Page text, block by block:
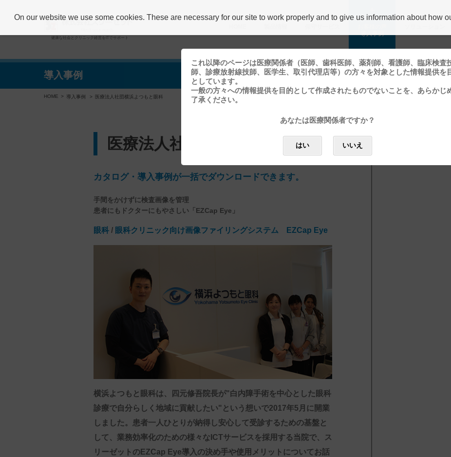
健康な社会とクリニック経営をITでサポート
導⼊事例
導入事例
HOME 導入事例 医療法人社団横浜よつもと眼科
医療法人社団横浜よつもと眼科
カタログ・導入事例が一括でダウンロードできます。
手間をかけずに検査画像を管理
患者にもドクターにもやさしい「EZCap Eye」
眼科 / 眼科クリニック向け画像ファイリングシステム EZCap Eye
横浜よつもと眼科は、四元修吾院長が"白内障手術を中心とした眼科
診療で自分らしく地域に貢献したい"という想いで2017年5月に開業
しました。患者一人ひとりが納得し安心して受診するための基盤と
して、業務効率化のための様々なICTサービスを採用する当院で、ス
リーゼットのEZCap Eye導入の決め手や使用メリットについてお話
これ以降のページは医療関係者（医師、歯科医師、薬剤師、看護師、臨床検査
師、診療放射線技師、医学生、取引代理店等）の方々を対象とした情報提供を
としています。
一般の方々への情報提供を目的として作成されたものでないことを、あらかじ
了承ください。
あなたは医療関係者ですか？
はい いいえ
On our website we use some cookies. These are necessary for our site to work properly and to give us information about how